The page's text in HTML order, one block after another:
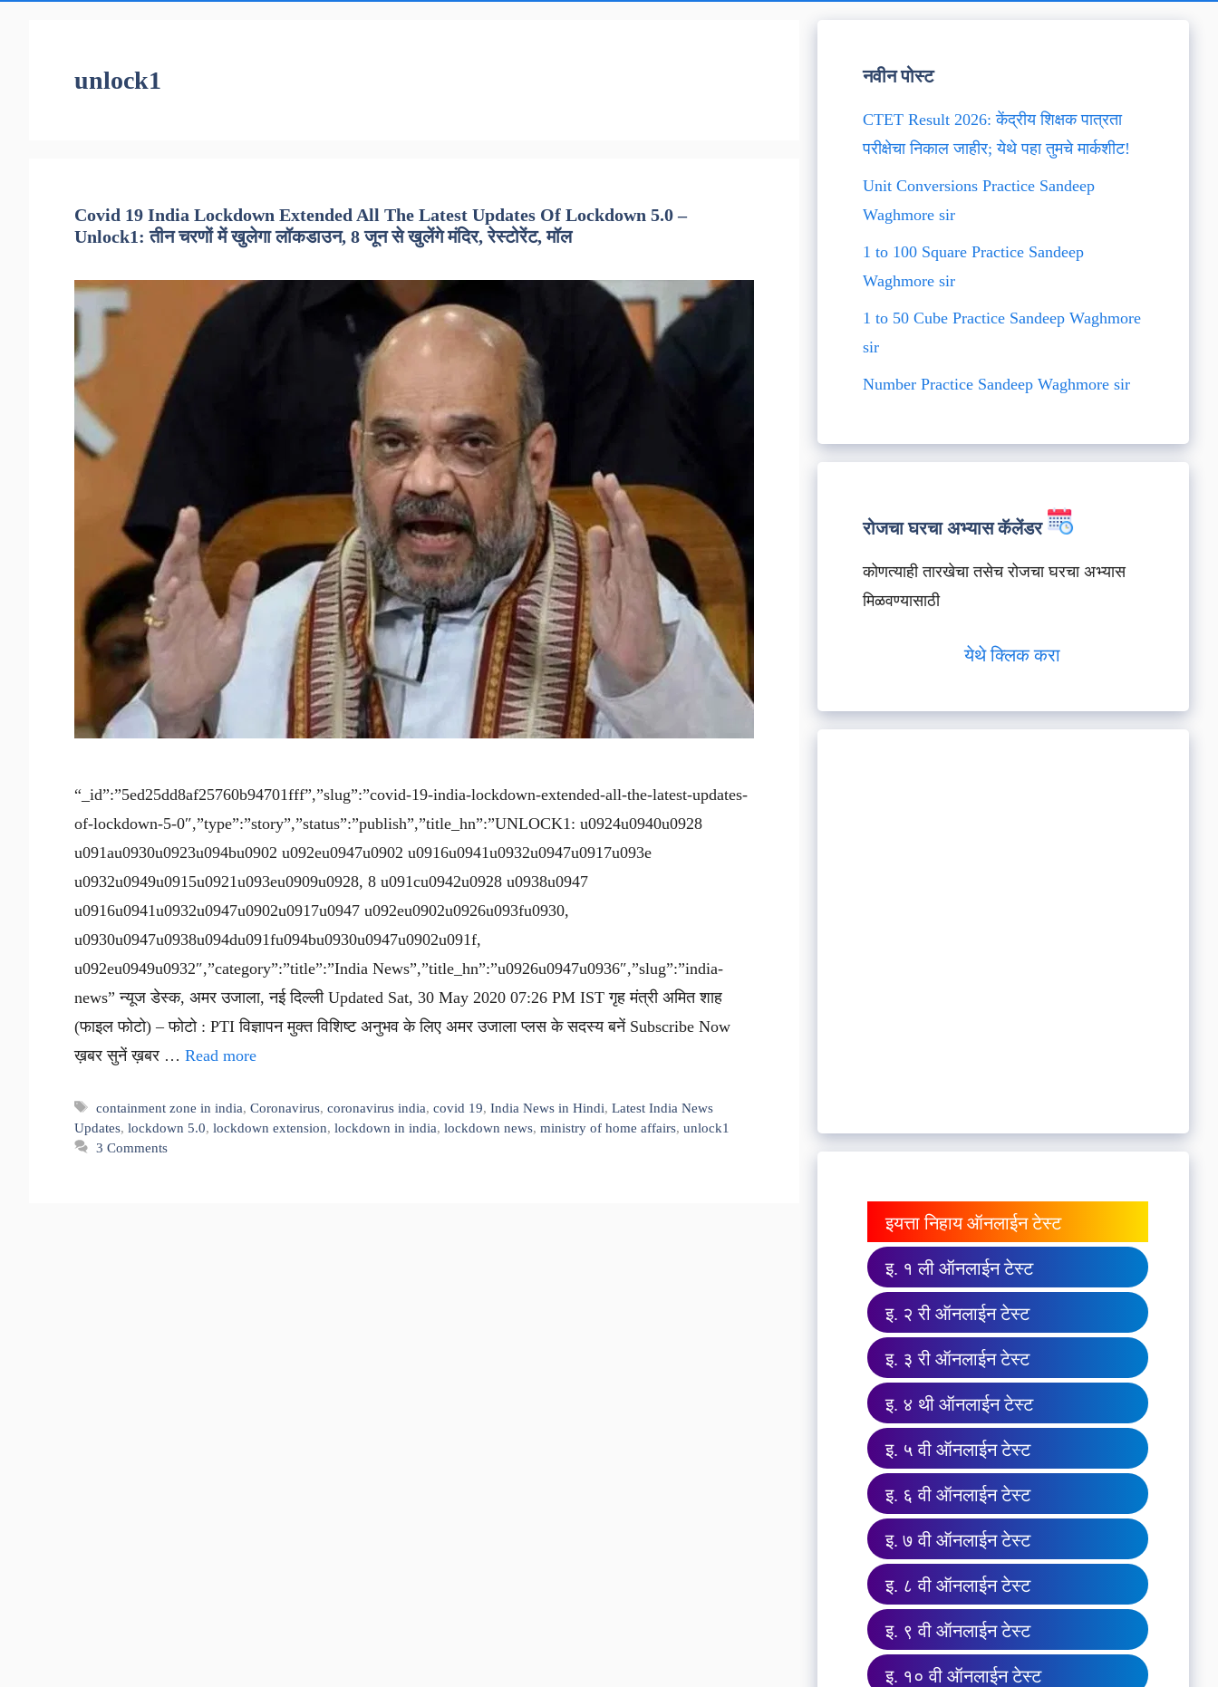
unlock1
Covid 19 India Lockdown Extended All The Latest Updates Of Lockdown 5.0 –
Unlock1: तीन चरणों में खुलेगा लॉकडाउन, 8 जून से खुलेंगे मंदिर, रेस्टोरेंट, मॉल
“_id”:”5ed25dd8af25760b94701fff”,”slug”:”covid-19-india-lockdown-extended-all-the-latest-updates-
of-lockdown-5-0″,”type”:”story”,”status”:”publish”,”title_hn”:”UNLOCK1: u0924u0940u0928
u091au0930u0923u094bu0902 u092eu0947u0902 u0916u0941u0932u0947u0917u093e
u0932u0949u0915u0921u093eu0909u0928, 8 u091cu0942u0928 u0938u0947
u0916u0941u0932u0947u0902u0917u0947 u092eu0902u0926u093fu0930,
u0930u0947u0938u094du091fu094bu0930u0947u0902u091f,
u092eu0949u0932″,”category”:”title”:”India News”,”title_hn”:”u0926u0947u0936″,”slug”:”india-
news” न्यूज डेस्क, अमर उजाला, नई दिल्ली Updated Sat, 30 May 2020 07:26 PM IST गृह मंत्री अमित शाह
(फाइल फोटो) – फोटो : PTI विज्ञापन मुक्त विशिष्ट अनुभव के लिए अमर उजाला प्लस के सदस्य बनें Subscribe Now
ख़बर सुनें ख़बर … Read more
Tags
containment zone in india,Coronavirus,coronavirus india,covid 19,India News in Hindi,Latest India News
Updates, lockdown 5.0, lockdown extension, lockdown in india, lockdown news, ministry of home affairs, unlock1
3 Comments
नवीन पोस्ट
CTET Result 2026: केंद्रीय शिक्षक पात्रता
परीक्षेचा निकाल जाहीर; येथे पहा तुमचे मार्कशीट!
Unit Conversions Practice Sandeep
Waghmore sir
1 to 100 Square Practice Sandeep
Waghmore sir
1 to 50 Cube Practice Sandeep Waghmore
sir
Number Practice Sandeep Waghmore sir
रोजचा घरचा अभ्यास कॅलेंडर
कोणत्याही तारखेचा तसेच रोजचा घरचा अभ्यास
मिळवण्यासाठी
येथे क्लिक करा
इयत्ता निहाय ऑनलाईन टेस्ट
इ. १ ली ऑनलाईन टेस्ट
इ. २ री ऑनलाईन टेस्ट
इ. ३ री ऑनलाईन टेस्ट
इ. ४ थी ऑनलाईन टेस्ट
इ. ५ वी ऑनलाईन टेस्ट
इ. ६ वी ऑनलाईन टेस्ट
इ. ७ वी ऑनलाईन टेस्ट
इ. ८ वी ऑनलाईन टेस्ट
इ. ९ वी ऑनलाईन टेस्ट
इ. १० वी ऑनलाईन टेस्ट